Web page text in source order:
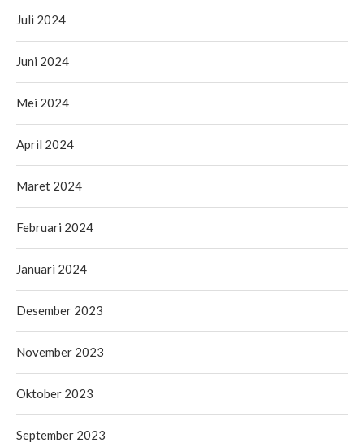
Juli 2024
Juni 2024
Mei 2024
April 2024
Maret 2024
Februari 2024
Januari 2024
Desember 2023
November 2023
Oktober 2023
September 2023